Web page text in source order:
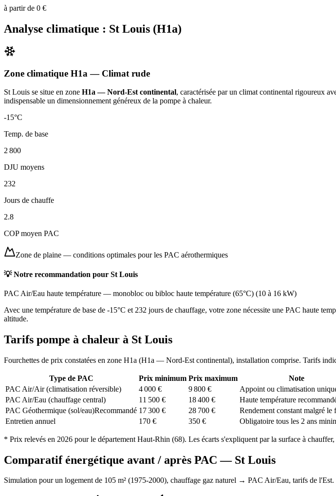
à partir de 0 €
Analyse climatique : St Louis (H1a)
Zone climatique H1a — Climat rude
St Louis se situe en zone H1a — Nord-Est continental, caractérisée par un climat continental rigoureux
indispensable un dimensionnement généreux de la pompe à chaleur.
-15°C
Temp. de base
2 800
DJU moyens
232
Jours de chauffe
2.8
COP moyen PAC
Zone de plaine — conditions optimales pour les PAC aérothermiques
💡 Notre recommandation pour St Louis
PAC Air/Eau haute température — monobloc ou bibloc haute température (65°C) (10 à 16 kW)
Avec une température de base de -15°C et 232 jours de chauffage, votre zone nécessite une PAC haute
altitude.
Tarifs pompe à chaleur à St Louis
Fourchettes de prix constatées en zone H1a (H1a — Nord-Est continental), installation comprise. Tarifs
Type de PAC Prix minimum Prix maximum
Note
PAC Air/Air (climatisation réversible)
4 000 € 9 800 €
Appoint ou climatisation
PAC Air/Eau (chauffage central)
11 500 € 18 400 €
Haute température
PAC Géothermique (sol/eau)Recommandé 17 300 € 28 700 €
Rendement constant malgré le
Entretien annuel
170 € 350 € Obligatoire tous les 2 ans
* Prix relevés en 2026 pour le département Haut-Rhin (68). Les écarts s'expliquent par la surface à
Comparatif énergétique avant / après PAC — St Louis
Simulation pour un logement de 105 m² (1975-2000), chauffage gaz naturel → PAC Air/Eau, tarifs de l'Est.